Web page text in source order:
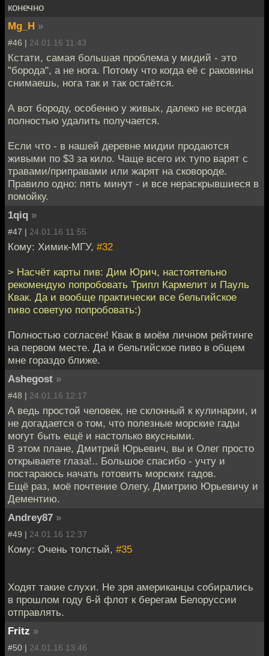
конечно
Mg_H »
#46 | 24.01.16 11:43
Кстати, самая большая проблема у мидий - это
"борода", а не нога. Потому что когда её с раковины
снимаешь, нога так и так остаётся.
А вот бороду, особенно у живых, далеко не всегда
полностью удалить получается.
Если что - в нашей деревне мидии продаются
живыми по $3 за кило. Чаще всего их тупо варят с
травами/приправами или жарят на сковороде.
Правило одно: пять минут - и все нераскрывшиеся в
помойку.
1qiq »
#47 | 24.01.16 11:55
Кому: Химик-МГУ, #32
> Насчёт карты пив: Дим Юрич, настоятельно
рекомендую попробовать Трипл Кармелит и Пауль
Квак. Да и вообще практически все бельгийское
пиво советую попробовать:)
Полностью согласен! Квак в моём личном рейтинге
на первом месте. Да и бельгийское пиво в общем
мне гораздо ближе.
Ashegost »
#48 | 24.01.16 12:17
А ведь простой человек, не склонный к кулинарии, и
не догадается о том, что полезные морские гады
могут быть ещё и настолько вкусными.
В этом плане, Дмитрий Юрьевич, вы и Олег просто
открываете глаза!.. Большое спасибо - учту и
постараюсь начать готовить морских гадов.
Ещё раз, моё почтение Олегу, Дмитрию Юрьевичу и
Дементию.
Andrey87 »
#49 | 24.01.16 12:37
Кому: Очень толстый, #35
Ходят такие слухи. Не зря американцы собирались
в прошлом году 6-й флот к берегам Белоруссии
отправлять.
Fritz »
#50 | 24.01.16 13:46